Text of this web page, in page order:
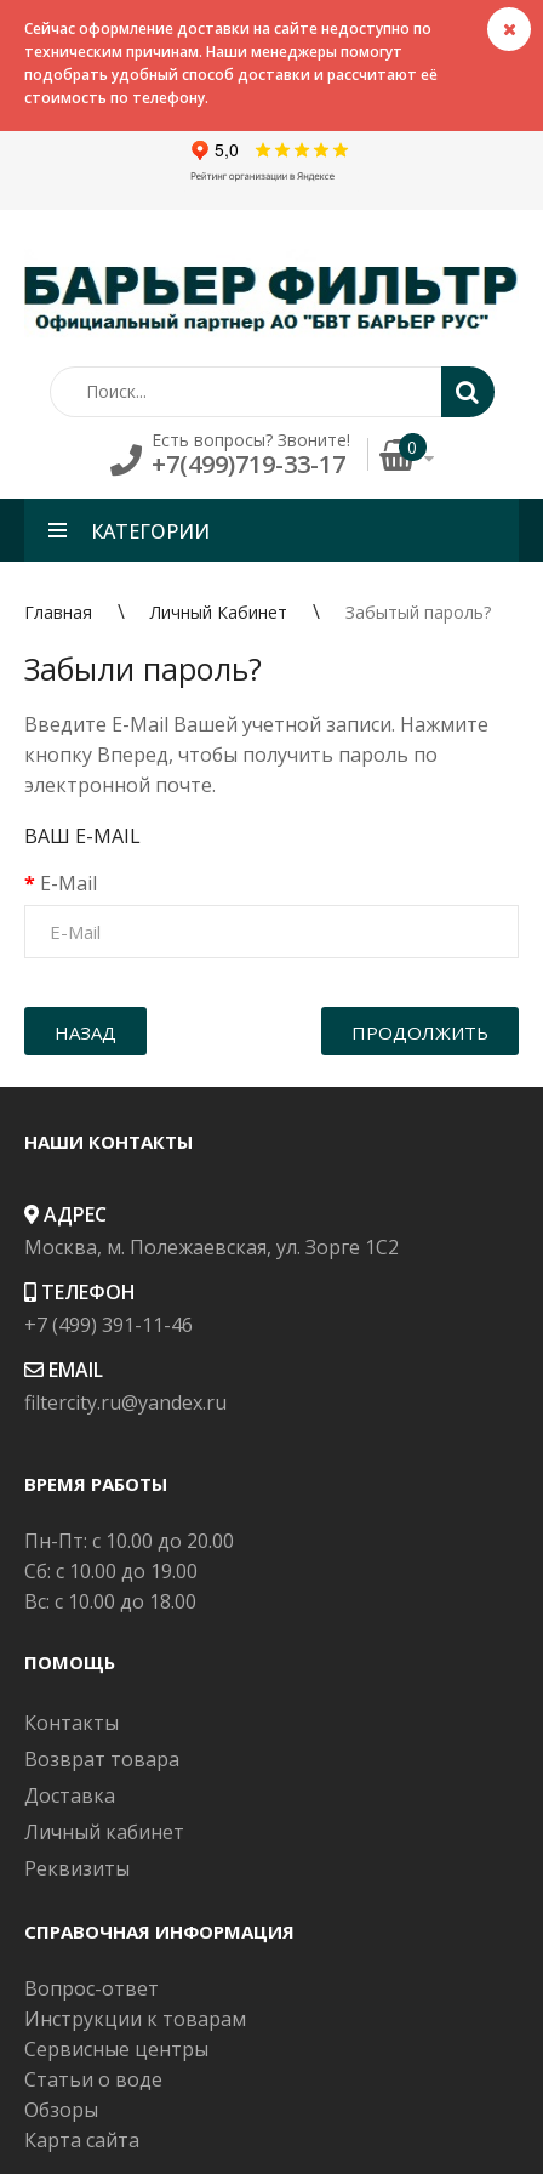
Сейчас оформление доставки на сайте недоступно по
техническим причинам. Наши менеджеры помогут
подобрать удобный способ доставки и рассчитают её
стоимость по телефону.
Есть вопросы? Звоните!
+7(499)719-33-17
0
КАТЕГОРИИ
Главная Личный Кабинет Забытый пароль?
Забыли пароль?
Введите E-Mail Вашей учетной записи. Нажмите
кнопку Вперед, чтобы получить пароль по
электронной почте.
ВАШ E-MAIL
E-Mail
НАЗАД
НАШИ КОНТАКТЫ
АДРЕС
Москва, м. Полежаевская, ул. Зорге 1C2
ТЕЛЕФОН
+7 (499) 391-11-46
EMAIL
filtercity.ru@yandex.ru
ВРЕМЯ РАБОТЫ
Пн-Пт: с 10.00 до 20.00
Сб: с 10.00 до 19.00
Вс: с 10.00 до 18.00
ПОМОЩЬ
Контакты
Возврат товара
Доставка
Личный кабинет
Реквизиты
СПРАВОЧНАЯ ИНФОРМАЦИЯ
Вопрос-ответ
Инструкции к товарам
Сервисные центры
Статьи о воде
Обзоры
Карта сайта